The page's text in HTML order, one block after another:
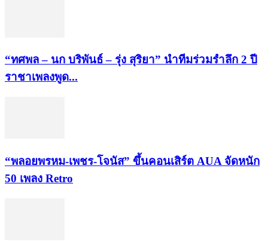
“ทศพล – นก บริพันธ์ – รุ่ง สุริยา” นำทีมร่วมรำลึก 2 ปี
ราชาเพลงพูด...
“พลอยพรหม-เพชร-โจนัส” ขึ้นคอนเสิร์ต AUA จัดหนัก
50 เพลง Retro